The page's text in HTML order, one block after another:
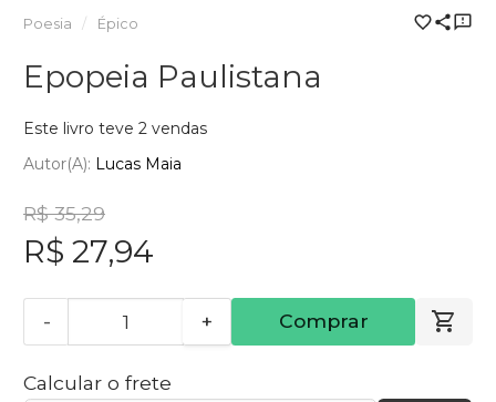
Poesia Épico
Epopeia Paulistana
Este livro teve 2 vendas
Autor(a): Lucas Maia
R$ 35,29
R$ 27,94
- + Comprar
Calcular o frete